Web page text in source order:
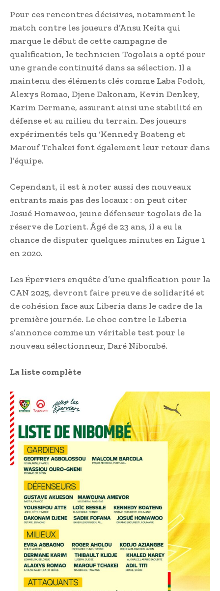
Pour ces rencontres décisives, notamment le
match contre les joueurs d’Ansu Keita qui
marque le début de cette campagne de
qualification, le technicien Togolais a opté pour
une grande continuité dans sa sélection. Il a
maintenu des éléments clés comme Laba Fodoh,
Alexys Romao, Djene Dakonam, Kevin Denkey,
Karim Dermane, assurant ainsi une stabilité en
défense et au milieu du terrain. Des joueurs
expérimentés tels qu ‘Kennedy Boateng et
Marouf Tchakei font également leur retour dans
l’équipe.
Cependant, il est à noter aussi des nouveaux
entrants mais pas des locaux : on peut citer
Josué Homawoo, jeune défenseur togolais de la
réserve de Lorient. Âgé de 23 ans, il a eu la
chance de disputer quelques minutes en Ligue 1
en 2020.
Les Éperviers enquête d’une qualification pour la
CAN 2025, devront faire preuve de solidarité et
de cohésion face aux Liberia dans le cadre de la
première journée. Le choc contre le Liberia
s’annonce comme un véritable test pour le
nouveau sélectionneur, Daré Nibombé.
La liste complète